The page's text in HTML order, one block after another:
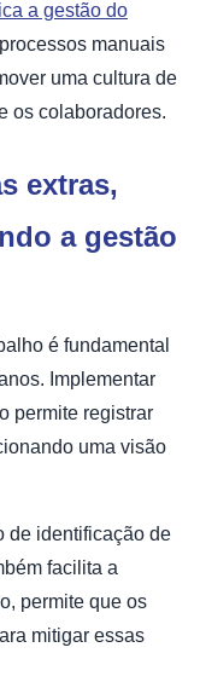
a gestão do
manuais
uma cultura de
os colaboradores.
extras,
a gestão
é fundamental
Implementar
permite registrar
uma visão
de identificação de
facilita a
permite que os
mitigar essas